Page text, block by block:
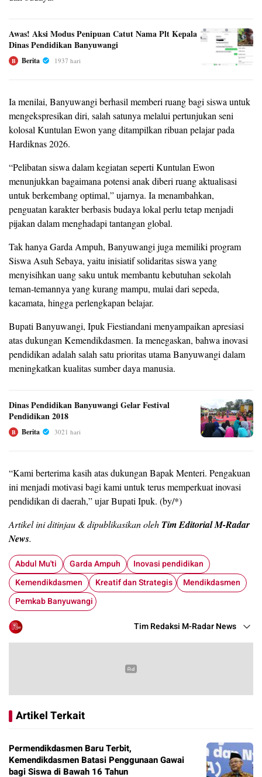
Awas! Aksi Modus Penipuan Catut Nama Plt Kepala
Dinas Pendidikan Banyuwangi
B Berita 1937 hari
Ia menilai, Banyuwangi berhasil memberi ruang bagi siswa untuk
mengekspresikan diri, salah satunya melalui pertunjukan seni
kolosal Kuntulan Ewon yang ditampilkan ribuan pelajar pada
Hardiknas 2026.
“Pelibatan siswa dalam kegiatan seperti Kuntulan Ewon
menunjukkan bagaimana potensi anak diberi ruang aktualisasi
untuk berkembang optimal,” ujarnya. Ia menambahkan,
penguatan karakter berbasis budaya lokal perlu tetap menjadi
pijakan dalam menghadapi tantangan global.
Tak hanya Garda Ampuh, Banyuwangi juga memiliki program
Siswa Asuh Sebaya, yaitu inisiatif solidaritas siswa yang
menyisihkan uang saku untuk membantu kebutuhan sekolah
teman-temannya yang kurang mampu, mulai dari sepeda,
kacamata, hingga perlengkapan belajar.
Bupati Banyuwangi, Ipuk Fiestiandani menyampaikan apresiasi
atas dukungan Kemendikdasmen. Ia menegaskan, bahwa inovasi
pendidikan adalah salah satu prioritas utama Banyuwangi dalam
meningkatkan kualitas sumber daya manusia.
Dinas Pendidikan Banyuwangi Gelar Festival
Pendidikan 2018
B Berita 3021 hari
“Kami berterima kasih atas dukungan Bapak Menteri. Pengakuan
ini menjadi motivasi bagi kami untuk terus memperkuat inovasi
pendidikan di daerah,” ujar Bupati Ipuk. (by/*)
Artikel ini ditinjau & dipublikasikan oleh Tim Editorial M-Radar
News.
Abdul Mu'ti Garda Ampuh
Inovasi pendidikan
Kemendikdasmen
Kreatif dan Strategis
Mendikdasmen
Pemkab Banyuwangi
Tim Redaksi M-Radar News
Artikel Terkait
Permendikdasmen Baru Terbit,
Kemendikdasmen Batasi Penggunaan Gawai
bagi Siswa di Bawah 16 Tahun